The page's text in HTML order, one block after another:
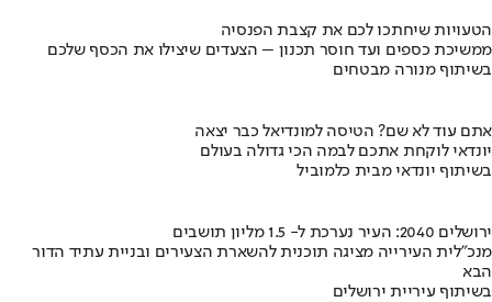
הטעויות שיחתכו לכם את קצבת הפנסיה
ממשיכת כספים ועד חוסר תכנון – הצעדים שיצילו את הכסף שלכם
בשיתוף מנורה מבטחים
אתם עוד לא שם? הטיסה למונדיאל כבר יצאה
יונדאי לוקחת אתכם לבמה הכי גדולה בעולם
בשיתוף יונדאי מבית כלמוביל
ירושלים 2040: העיר נערכת ל- 1.5 מליון תושבים
מנכ"לית העירייה מציגה תוכנית להשארת הצעירים ובניית עתיד הדור
הבא
בשיתוף עיריית ירושלים